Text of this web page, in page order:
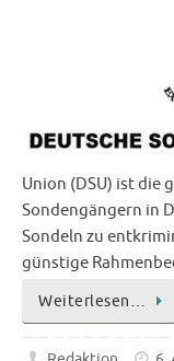
Union (DSU) ist die
Sondengängern in
Sondeln zu
günstige
Weiterlesen…